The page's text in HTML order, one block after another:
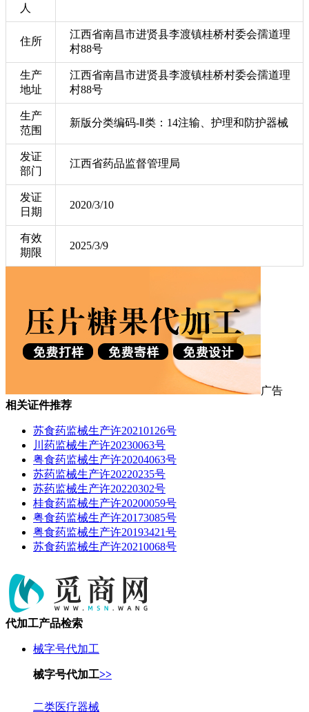
人
住所
江西省南昌市进贤县李渡镇桂桥村委会孺道理
村88号
生产
地址
江西省南昌市进贤县李渡镇桂桥村委会孺道理
村88号
生产
范围
新版分类编码-Ⅱ类：14注输、护理和防护器械
发证
部门
江西省药品监督管理局
发证
日期
2020/3/10
有效
期限
2025/3/9
广告
相关证件推荐
苏食药监械生产许20210126号
川药监械生产许20230063号
粤食药监械生产许20204063号
苏药监械生产许20220235号
苏药监械生产许20220302号
桂食药监械生产许20200059号
粤食药监械生产许20173085号
粤食药监械生产许20193421号
苏食药监械生产许20210068号
代加工产品检索
械字号代加工
械字号代加工>>
二类医疗器械